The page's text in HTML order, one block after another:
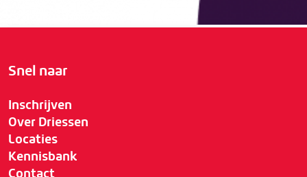
Snel naar
Inschrijven
Over Driessen
Locaties
Kennisbank